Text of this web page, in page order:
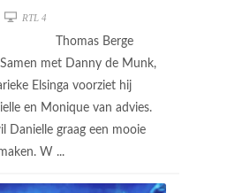
RTL 4
Thomas Berge
met Danny de Munk,
Elsinga voorziet hij
en Monique van advies.
Danielle graag een mooie
W ...